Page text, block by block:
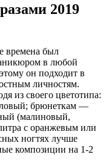
2019
времена был
в любой
он подходит в
личностям.
из своего цветотипа:
брюнеткам —
(малиновый,
с оранжевым или
ногтях лучше
композиции на 1-2